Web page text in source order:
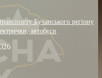
Бучанського регіону
автобуси